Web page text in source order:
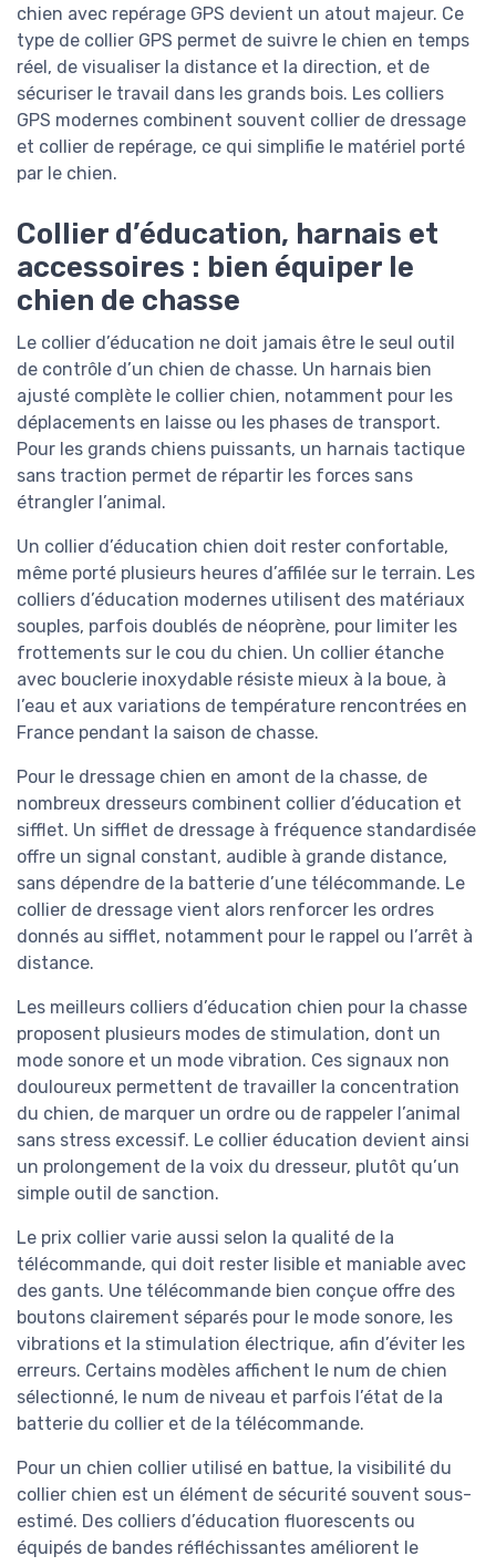
chien avec repérage GPS devient un atout majeur. Ce
type de collier GPS permet de suivre le chien en temps
réel, de visualiser la distance et la direction, et de
sécuriser le travail dans les grands bois. Les colliers
GPS modernes combinent souvent collier de dressage
et collier de repérage, ce qui simplifie le matériel porté
par le chien.
Collier d’éducation, harnais et
accessoires : bien équiper le
chien de chasse
Le collier d’éducation ne doit jamais être le seul outil
de contrôle d’un chien de chasse. Un harnais bien
ajusté complète le collier chien, notamment pour les
déplacements en laisse ou les phases de transport.
Pour les grands chiens puissants, un harnais tactique
sans traction permet de répartir les forces sans
étrangler l’animal.
Un collier d’éducation chien doit rester confortable,
même porté plusieurs heures d’affilée sur le terrain. Les
colliers d’éducation modernes utilisent des matériaux
souples, parfois doublés de néoprène, pour limiter les
frottements sur le cou du chien. Un collier étanche
avec bouclerie inoxydable résiste mieux à la boue, à
l’eau et aux variations de température rencontrées en
France pendant la saison de chasse.
Pour le dressage chien en amont de la chasse, de
nombreux dresseurs combinent collier d’éducation et
sifflet. Un sifflet de dressage à fréquence standardisée
offre un signal constant, audible à grande distance,
sans dépendre de la batterie d’une télécommande. Le
collier de dressage vient alors renforcer les ordres
donnés au sifflet, notamment pour le rappel ou l’arrêt à
distance.
Les meilleurs colliers d’éducation chien pour la chasse
proposent plusieurs modes de stimulation, dont un
mode sonore et un mode vibration. Ces signaux non
douloureux permettent de travailler la concentration
du chien, de marquer un ordre ou de rappeler l’animal
sans stress excessif. Le collier éducation devient ainsi
un prolongement de la voix du dresseur, plutôt qu’un
simple outil de sanction.
Le prix collier varie aussi selon la qualité de la
télécommande, qui doit rester lisible et maniable avec
des gants. Une télécommande bien conçue offre des
boutons clairement séparés pour le mode sonore, les
vibrations et la stimulation électrique, afin d’éviter les
erreurs. Certains modèles affichent le num de chien
sélectionné, le num de niveau et parfois l’état de la
batterie du collier et de la télécommande.
Pour un chien collier utilisé en battue, la visibilité du
collier chien est un élément de sécurité souvent sous-
estimé. Des colliers d’éducation fluorescents ou
équipés de bandes réfléchissantes améliorent le